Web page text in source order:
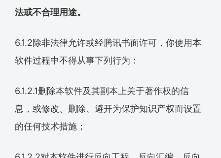
法或不合理用途。
6.1.2除非法律允许或经腾讯书面许可，你使用本
软件过程中不得从事下列行为：
6.1.2.1删除本软件及其副本上关于著作权的信
息，或修改、删除、避开为保护知识产权而设置
的任何技术措施；